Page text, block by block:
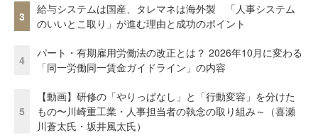
3
給与システムは国産、タレマネは海外製 「人事システム
のいいとこ取り」が進む理由と成功のポイント
4
パート・有期雇用労働法の改正とは？ 2026年10月に変わる
「同一労働同一賃金ガイドライン」の内容
5
【動画】研修の「やりっぱなし」と「行動変容」を分けた
もの〜川崎重工業・人事担当者の執念の取り組み～（喜瀬
川蒼太氏・坂井風太氏）